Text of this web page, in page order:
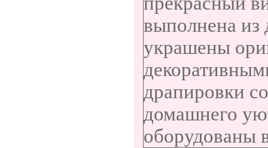
выполнена из
украшены
драпировки
домашнего
оборудованы